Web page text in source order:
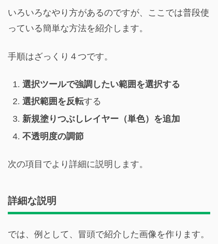
いろいろなやり方があるのですが、ここでは普段使
っている簡単な方法を紹介します。
手順はざっくり４つです。
選択ツールで強調したい範囲を選択する
選択範囲を反転する
新規塗りつぶしレイヤー（単色）を追加
不透明度の調節
次の項目でより詳細に説明します。
詳細な説明
では、例として、冒頭で紹介した画像を作ります。